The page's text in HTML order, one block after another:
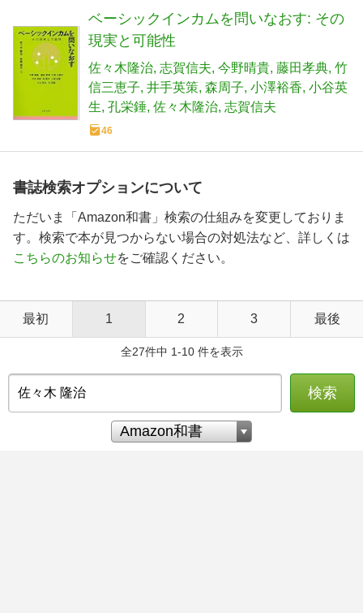
ベーシックインカムを問いなおす: その
現実と可能性
佐々木隆治 志賀信夫 今野晴貴 藤田孝典 竹
信三恵子 井手英策 森周子 小澤裕香 小谷英
生 孔栄錘 佐々木隆治 志賀信夫
46
書誌検索オプションについて
ただいま「Amazon和書」検索の仕組みを変更しておりま
す。検索で本が見つからない場合の対処法など、詳しくは
こちらのお知らせをご確認ください。
最初 1 2 3 最後
全27件中 1-10 件を表示
検索